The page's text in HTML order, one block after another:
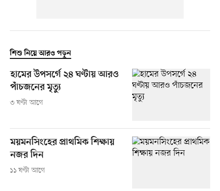
শিশু নিয়ে আরও পড়ুন
হামের উপসর্গে ২৪ ঘণ্টায় আরও
পাঁচজনের মৃত্যু
৩ ঘণ্টা আগে
ময়মনসিংহের প্রাথমিক শিক্ষায়
নজর দিন
১১ ঘণ্টা আগে